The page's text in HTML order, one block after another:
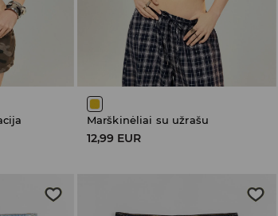
Marškinėliai su užrašu
12,99 EUR